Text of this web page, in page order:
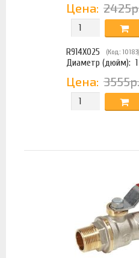
Цена:
R914X025 (Код: 10183)
Диаметр (дюйм): 1
Цена: 3555р.